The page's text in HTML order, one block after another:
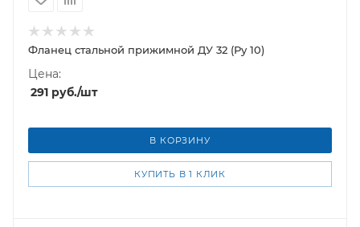
Фланец стальной прижимной ДУ 32 (Ру 10)
Цена:
291 руб./шт
В КОРЗИНУ
КУПИТЬ В 1 КЛИК